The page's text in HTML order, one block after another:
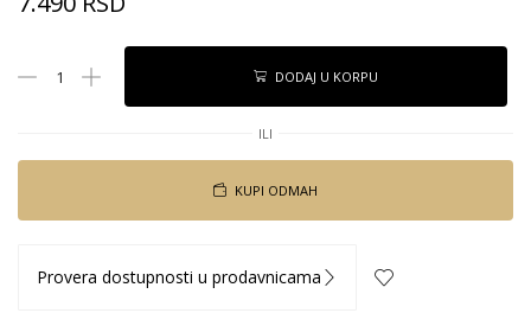
DODAJ U KORPU
ILI
KUPI ODMAH
Provera dostupnosti u prodavnicama